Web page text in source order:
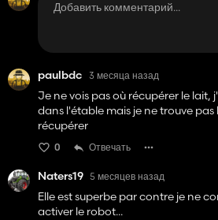
paulbdc 3 месяца назад
Je ne vois pas où récupérer le lait,
dans l'étable mais je ne trouve
récupérer
0 Отвечать
Naters19 5 месяцев назад
Elle est superbe par contre je ne
activer le robot...